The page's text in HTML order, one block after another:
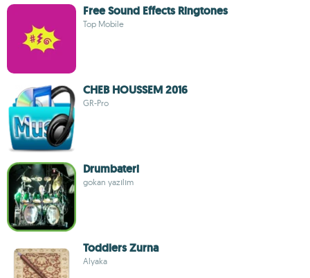
Free Sound Effects Ringtones
Top Mobile
CHEB HOUSSEM 2016
GR-Pro
Drumbateri
gokan yazılım
Toddlers Zurna
Alyaka